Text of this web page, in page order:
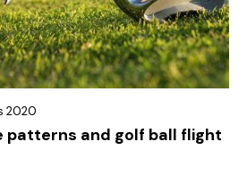
2020
patterns and golf ball flight